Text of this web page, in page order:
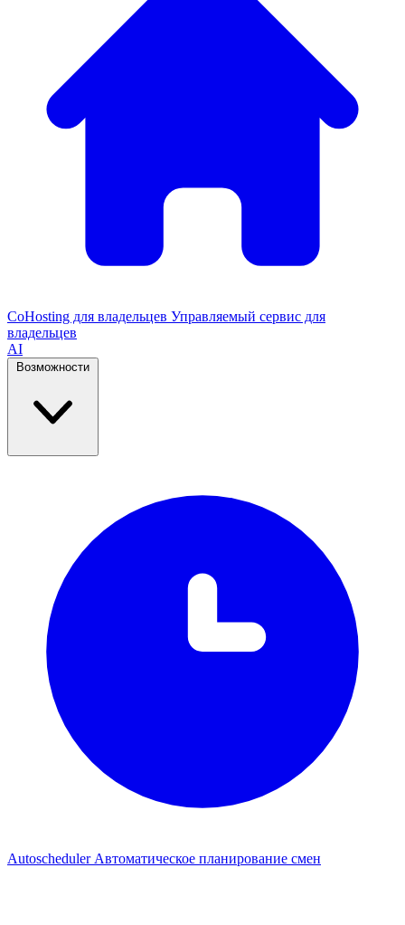
CoHosting для владельцев Управляемый сервис для
владельцев
AI
Autoscheduler Автоматическое планирование смен